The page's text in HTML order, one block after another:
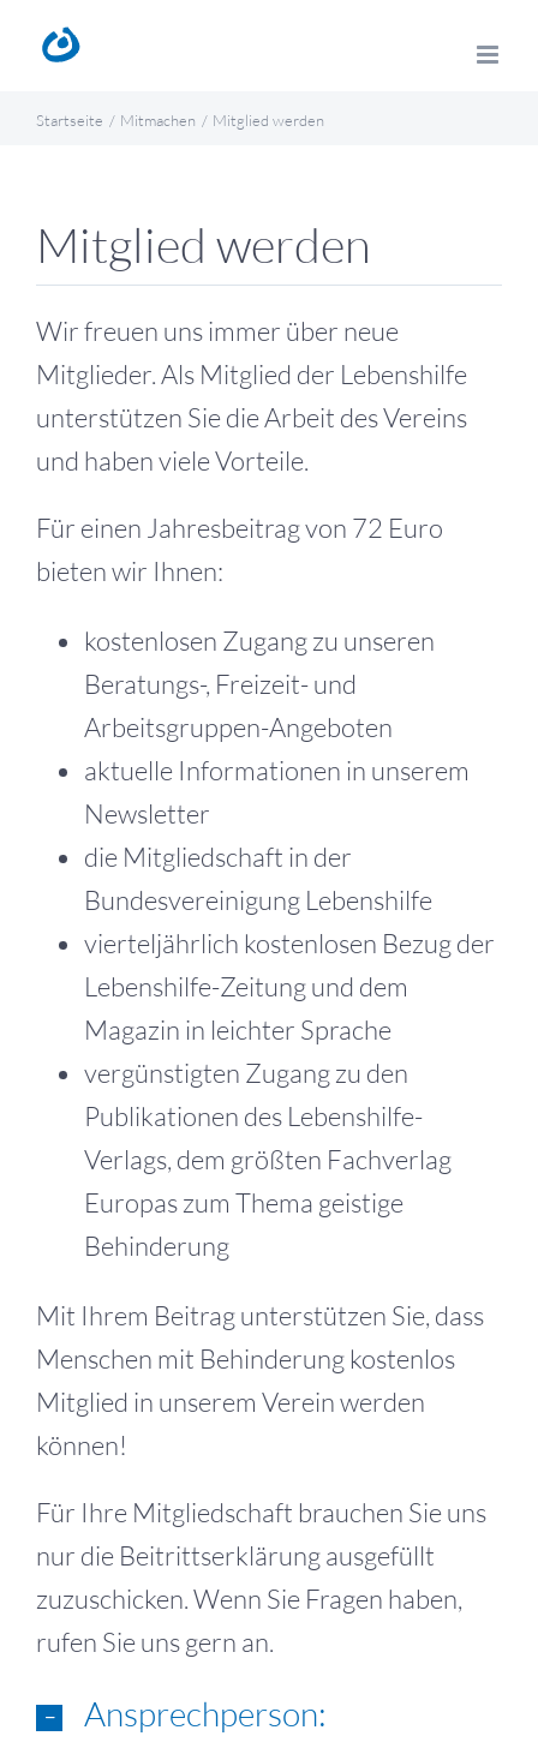
Inhalt
Startseite Mitmachen Mitglied werden
Mitglied werden
Wir freuen uns immer über neue
Mitglieder. Als Mitglied der Lebenshilfe
unterstützen Sie die Arbeit des Vereins
und haben viele Vorteile.
Für einen Jahresbeitrag von 72 Euro
bieten wir Ihnen:
kostenlosen Zugang zu unseren
Beratungs-, Freizeit- und
Arbeitsgruppen-Angeboten
aktuelle Informationen in unserem
Newsletter
die Mitgliedschaft in der
Bundesvereinigung Lebenshilfe
vierteljährlich kostenlosen Bezug der
Lebenshilfe-Zeitung und dem
Magazin in leichter Sprache
vergünstigten Zugang zu den
Publikationen des Lebenshilfe-
Verlags, dem größten Fachverlag
Europas zum Thema geistige
Behinderung
Mit Ihrem Beitrag unterstützen Sie, dass
Menschen mit Behinderung kostenlos
Mitglied in unserem Verein werden
können!
Für Ihre Mitgliedschaft brauchen Sie uns
nur die Beitrittserklärung ausgefüllt
zuzuschicken. Wenn Sie Fragen haben,
rufen Sie uns gern an.
Ansprechperson: